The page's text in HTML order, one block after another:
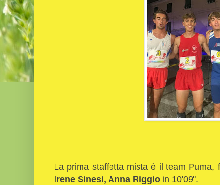
La prima staffetta mista è il team Puma,
Irene Sinesi, Anna Riggio in 10'09".